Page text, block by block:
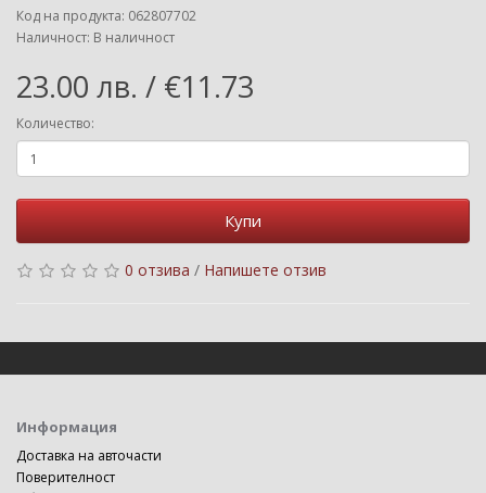
Код на продукта: 062807702
Наличност: В наличност
23.00 лв. / €11.73
Количество:
Купи
0 отзива / Напишете отзив
Информация
Доставка на авточасти
Поверителност